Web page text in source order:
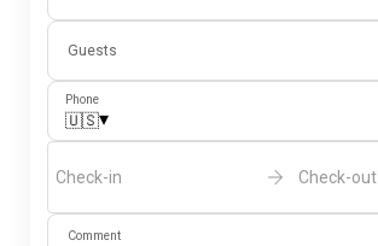
Guests
Phone
🇺🇸▾
Check-in Check-out
Comment